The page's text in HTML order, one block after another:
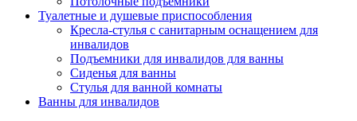
Туалетные и душевые приспособления
Кресла-стулья с санитарным оснащением для
инвалидов
Подъемники для инвалидов для ванны
Сиденья для ванны
Стулья для ванной комнаты
Ванны для инвалидов